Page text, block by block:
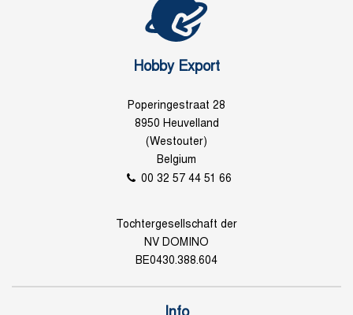
Hobby Export
Poperingestraat 28
8950 Heuvelland
(Westouter)
Belgium
00 32 57 44 51 66
Tochtergesellschaft der
NV DOMINO
BE0430.388.604